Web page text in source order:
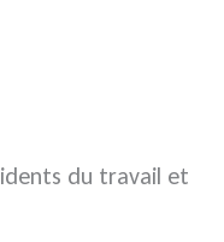
du travail et